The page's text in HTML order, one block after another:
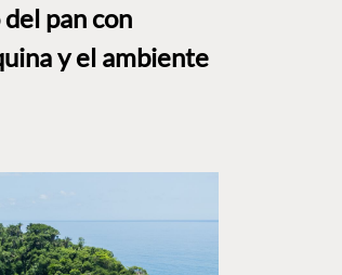
pan con
y el ambiente